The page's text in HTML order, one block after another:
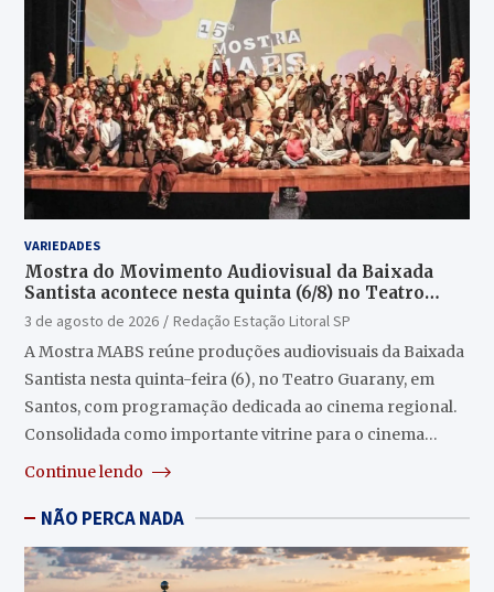
VARIEDADES
Mostra do Movimento Audiovisual da Baixada
Santista acontece nesta quinta (6/8) no Teatro
Guarany
3 de agosto de 2026
Redação Estação Litoral SP
A Mostra MABS reúne produções audiovisuais da Baixada
Santista nesta quinta-feira (6), no Teatro Guarany, em
Santos, com programação dedicada ao cinema regional.
Consolidada como importante vitrine para o cinema…
Continue lendo
NÃO PERCA NADA